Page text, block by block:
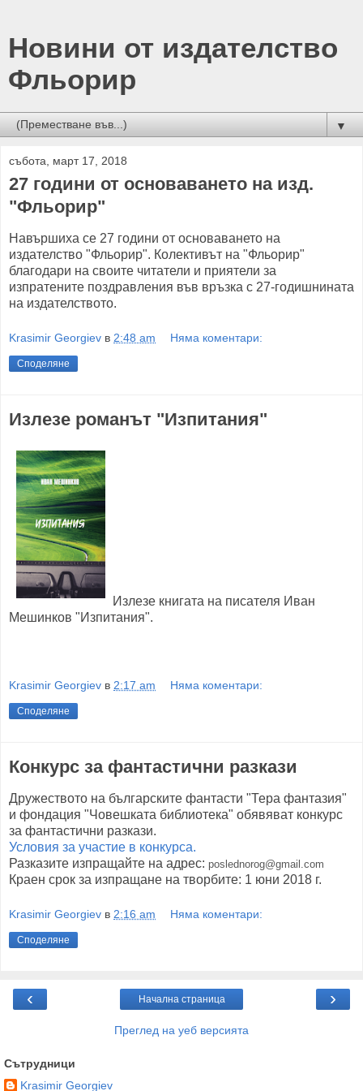
Новини от издателство
Фльорир
▼
събота, март 17, 2018
27 години от основаването на изд.
"Фльорир"
Навършиха се 27 години от основаването на
издателство "Фльорир". Колективът на "Фльорир"
благодари на своите читатели и приятели за
изпратените поздравления във връзка с 27-годишнината
на издателството.
Krasimir Georgiev в 2:48 am Няма коментари:
Споделяне
Излезе романът "Изпитания"
Излезе книгата на писателя Иван
Мешинков "Изпитания".
Krasimir Georgiev в 2:17 am Няма коментари:
Споделяне
Конкурс за фантастични разкази
Дружеството на българските фантасти "Тера фантазия"
и фондация "Човешката библиотека" обявяват конкурс
за фантастични разкази.
Условия за участие в конкурса.
Разказите изпращайте на адрес: poslednorog@gmail.com
Краен срок за изпращане на творбите: 1 юни 2018 г.
Krasimir Georgiev в 2:16 am Няма коментари:
Споделяне
‹ ›
Начална страница
Преглед на уеб версията
Сътрудници
Krasimir Georgiev